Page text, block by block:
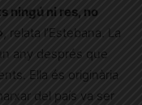
ningú ni res, no
, relata l’Estebana. La
any després que
Ella és originària
del país va ser